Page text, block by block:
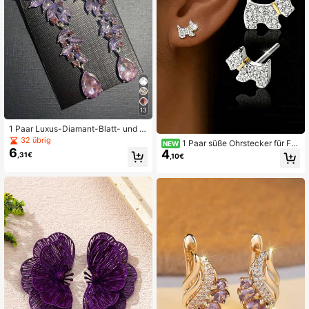
13
1 Paar Luxus-Diamant-Blatt- und W
assertropfen-Ohrringe, geeignet als
Zubehör für Hochzeit, Abschlussbal
l und Partys von Frauen
32 übrig
6,31€
NEW 1 Paar süße Ohrstecker für Fra
uen, Hochzeit Verlobung Party Sch
muck, Valentinstag Geschenk
4,10€